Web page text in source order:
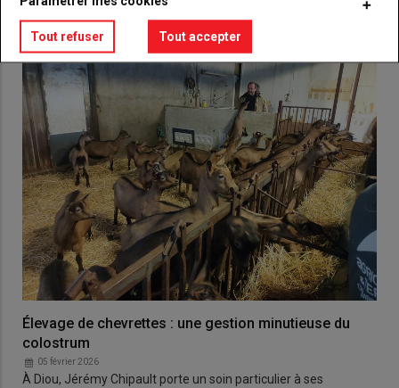
Élevage de chevrettes : une gestion minutieuse du
colostrum
05 février 2026
À Diou, Jérémy Chipault porte un soin particulier à ses
Tout refuser Tout accepter